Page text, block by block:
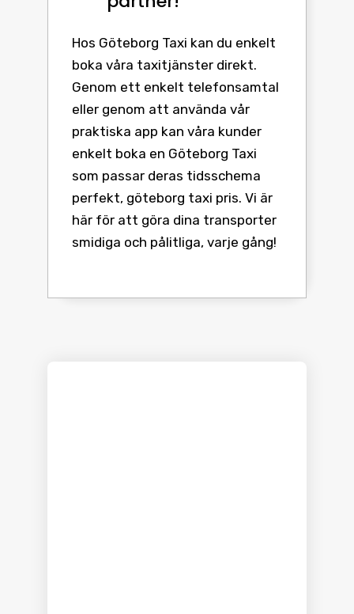
Hos Göteborg Taxi kan du enkelt
boka våra taxitjänster direkt.
Genom ett enkelt telefonsamtal
eller genom att använda vår
praktiska app kan våra kunder
enkelt boka en Göteborg Taxi
som passar deras tidsschema
perfekt, göteborg taxi pris. Vi är
här för att göra dina transporter
smidiga och pålitliga, varje gång!